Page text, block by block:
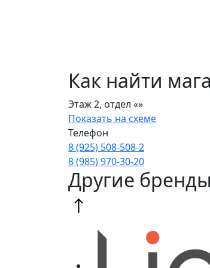
Как найти
Этаж 2, отдел «»
Показать на схеме
Телефон
8 (925) 508‑508‑2
8 (985) 970‑30‑20
Другие